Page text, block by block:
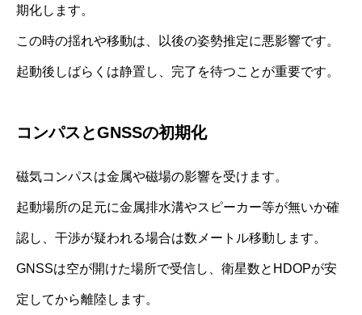
期化します。
この時の揺れや移動は、以後の姿勢推定に悪影響です。
起動後しばらくは静置し、完了を待つことが重要です。
コンパスとGNSSの初期化
磁気コンパスは金属や磁場の影響を受けます。
起動場所の足元に金属排水溝やスピーカー等が無いか確
認し、干渉が疑われる場合は数メートル移動します。
GNSSは空が開けた場所で受信し、衛星数とHDOPが安
定してから離陸します。